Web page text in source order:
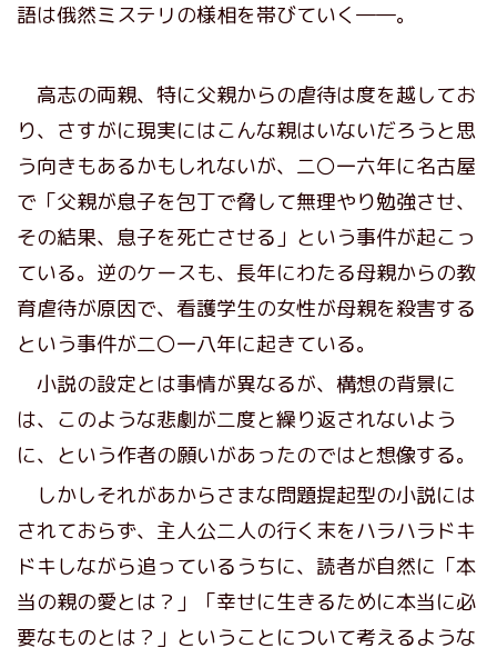
語は俄然ミステリの様相を帯びていく――。
高志の両親、特に父親からの虐待は度を越してお
り、さすがに現実にはこんな親はいないだろうと思
う向きもあるかもしれないが、二〇一六年に名古屋
で「父親が息子を包丁で脅して無理やり勉強させ、
その結果、息子を死亡させる」という事件が起こっ
ている。逆のケースも、長年にわたる母親からの教
育虐待が原因で、看護学生の女性が母親を殺害する
という事件が二〇一八年に起きている。
小説の設定とは事情が異なるが、構想の背景に
は、このような悲劇が二度と繰り返されないよう
に、という作者の願いがあったのではと想像する。
しかしそれがあからさまな問題提起型の小説には
されておらず、主人公二人の行く末をハラハラドキ
ドキしながら追っているうちに、読者が自然に「本
当の親の愛とは？」「幸せに生きるために本当に必
要なものとは？」ということについて考えるような